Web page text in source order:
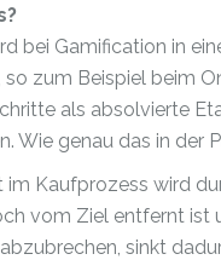
bei Gamification in
so zum Beispiel beim
als absolvierte
Wie genau das in der
im Kaufprozess wird
vom Ziel entfernt ist
sinkt